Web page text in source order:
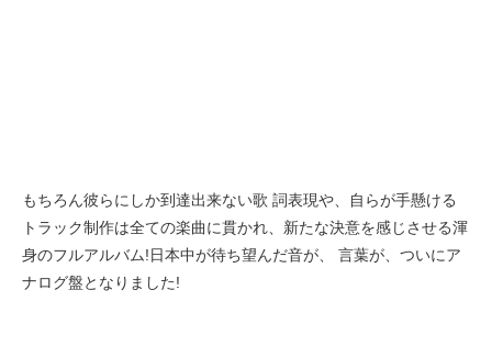
もちろん彼らにしか到達出来ない歌 詞表現や、自らが手懸ける
トラック制作は全ての楽曲に貫かれ、新たな決意を感じさせる渾
身のフルアルバム!日本中が待ち望んだ音が、 言葉が、ついにア
ナログ盤となりました!